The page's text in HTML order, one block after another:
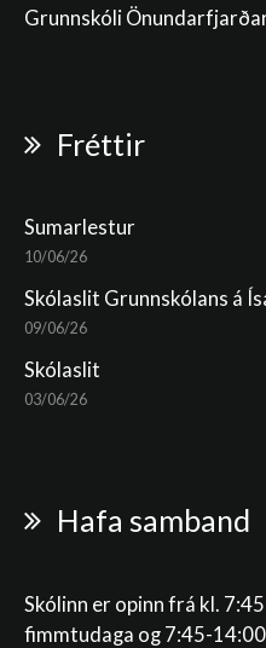
Grunnskóli
Fréttir
Sumarlestur
10/06/26
Skólaslit Grunnskólans á
09/06/26
Skólaslit
03/06/26
Hafa samband
Skólinn er opinn frá kl.
fimmtudaga og 7:45-